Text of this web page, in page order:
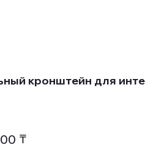
кронштейн для
₸